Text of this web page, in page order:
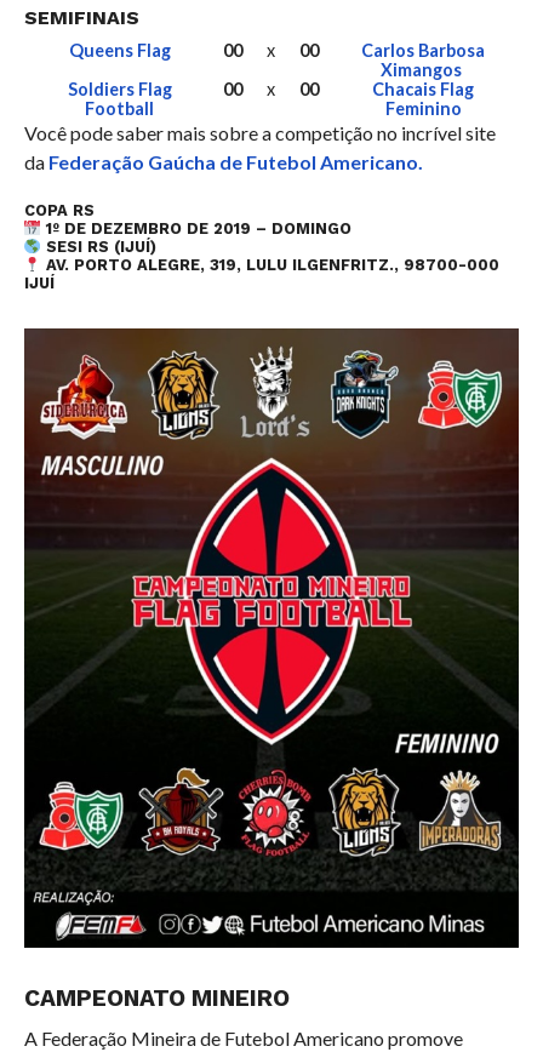
SEMIFINAIS
Queens Flag 00 x 00
Carlos Barbosa
Ximangos
Soldiers Flag
Football
00 x 00
Chacais Flag
Feminino
Você pode saber mais sobre a competição no incrível site
da Federação Gaúcha de Futebol Americano.
COPA RS
1º DE DEZEMBRO DE 2019 – DOMINGO
SESI RS (IJUÍ)
AV. PORTO ALEGRE, 319, LULU ILGENFRITZ., 98700-000
IJUÍ
CAMPEONATO MINEIRO
A Federação Mineira de Futebol Americano promove